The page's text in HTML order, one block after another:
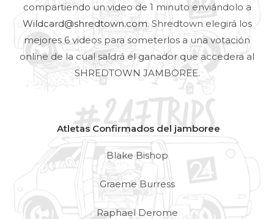
compartiendo un video de 1 minuto enviándolo a
Wildcard@shredtown.com. Shredtown elegirá los
mejores 6 videos para someterlos a una votación
online de la cual saldrá el ganador que accedera al
SHREDTOWN JAMBOREE.
Atletas Confirmados del jamboree
Blake Bishop
Graeme Burress
Raphael Derome